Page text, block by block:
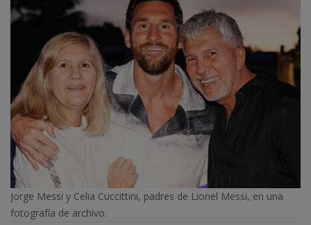
Jorge Messi y Celia Cuccittini, padres de Lionel Messi, en una
fotografía de archivo.